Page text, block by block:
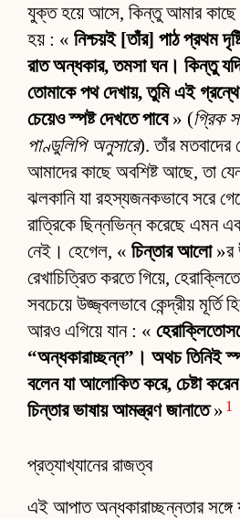
যুক্ত হয়ে আসে, কিন্তু আমার কাছে
হয় : « নিশ্চয়ই [তাঁর] পাঠ প্রথম
রাত অন্ধকার, তমসা ঘন। কিন্তু
তোমাকে পথ দেখায়, তুমি এই গ্রন্থে
চেয়েও স্পষ্ট দেখতে পাবে» (গ্রিক
পাণ্ডুলিপি অনুসারে). তাঁর
আমাদের কাছে অবশিষ্ট আছে, তা
ঝলকানি যা রহস্যজনকভাবে সরে
রাত্রিকে ছিন্নভিন্ন করেছে এমন
নেই। হেগেল, « চিন্তার আলো»র
রেখাচিত্রিত করতে গিয়ে,
সবচেয়ে উজ্জ্বলভাবে কেন্দ্রীয় মূর্তি
আরও এগিয়ে যান : «
“অন্ধকারাচ্ছন্ন”। অথচ তিনিই
বলেন যা আলোকিত করে, চেষ্টা
চিন্তার ভাষায় আমন্ত্রণ জানাতে» 1
প্রত্যাখ্যানের রাজত্ব
এই আপাত অন্ধকারাচ্ছন্নতার